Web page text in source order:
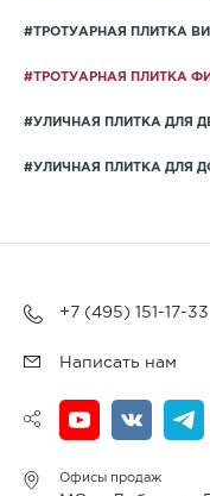
#ТРОТУАРНАЯ ПЛИТКА
#ТРОТУАРНАЯ ПЛИТКА
#УЛИЧНАЯ ПЛИТКА ДЛЯ
#УЛИЧНАЯ ПЛИТКА ДЛЯ
+7 (495) 151-17-33
Написать нам
Офисы продаж